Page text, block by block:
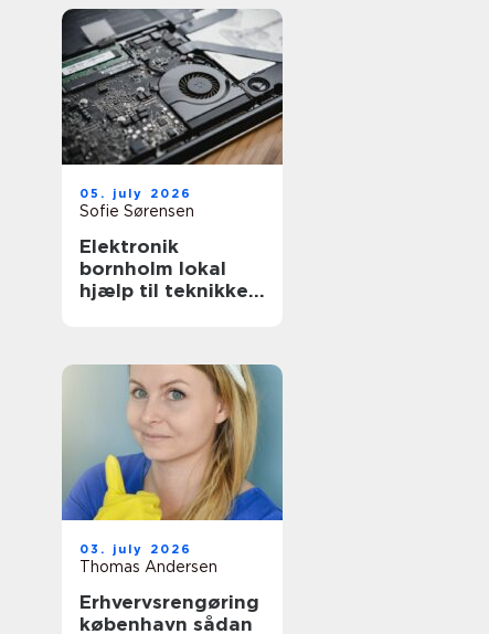
05. july 2026
Sofie Sørensen
Elektronik
bornholm lokal
hjælp til teknikken
03. july 2026
Thomas Andersen
Erhvervsrengøring
københavn sådan